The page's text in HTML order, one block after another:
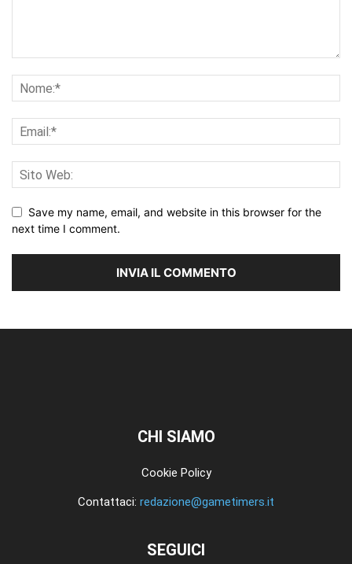
Save my name, email, and website in this browser for the
next time I comment.
CHI SIAMO
Cookie Policy
Contattaci: redazione@gametimers.it
SEGUICI